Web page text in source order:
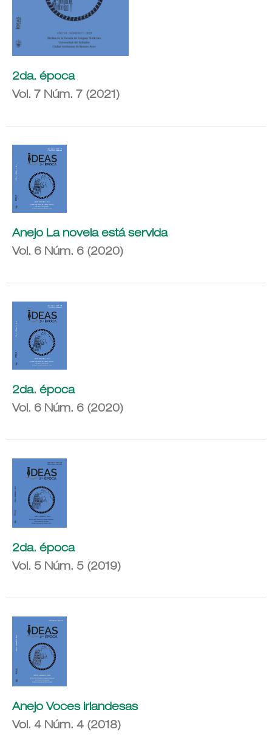
2da. época
Vol. 7 Núm. 7 (2021)
Anejo La novela está servida
Vol. 6 Núm. 6 (2020)
2da. época
Vol. 6 Núm. 6 (2020)
2da. época
Vol. 5 Núm. 5 (2019)
Anejo Voces irlandesas
Vol. 4 Núm. 4 (2018)